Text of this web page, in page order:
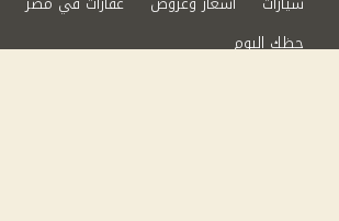
حظك اليوم